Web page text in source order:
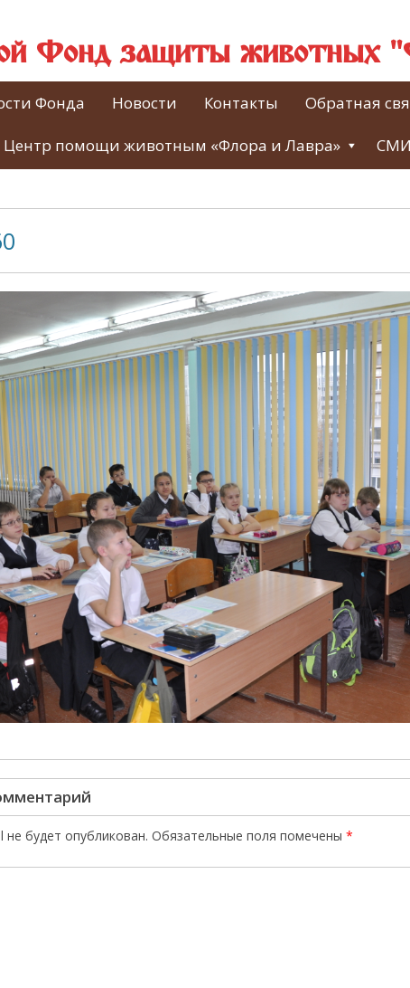
Фонд защиты животных
Фонда Новости Контакты Обратная
Центр помощи животным «Флора и Лавра» СМИ
будет опубликован. Обязательные поля помечены *